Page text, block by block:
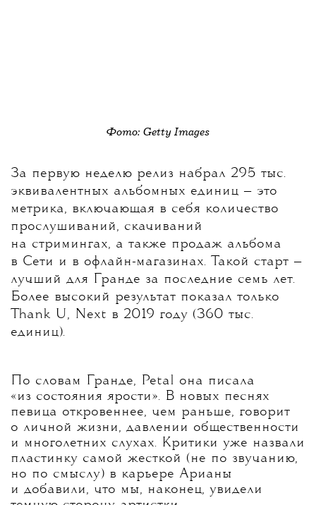
Фото: Getty Images
За первую неделю релиз набрал 295 тыс.
эквивалентных альбомных единиц — это
метрика, включающая в себя количество
прослушиваний, скачиваний
на стримингах, а также продаж альбома
в Сети и в офлайн-магазинах. Такой старт —
лучший для Гранде за последние семь лет.
Более высокий результат показал только
Thank U, Next в 2019 году (360 тыс.
единиц).
По словам Гранде, Petal она писала
«из состояния ярости». В новых песнях
певица откровеннее, чем раньше, говорит
о личной жизни, давлении общественности
и многолетних слухах. Критики уже назвали
пластинку самой жесткой (не по звучанию,
но по смыслу) в карьере Арианы
и добавили, что мы, наконец, увидели